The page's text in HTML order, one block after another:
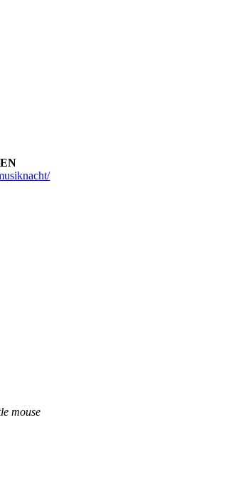
mouse